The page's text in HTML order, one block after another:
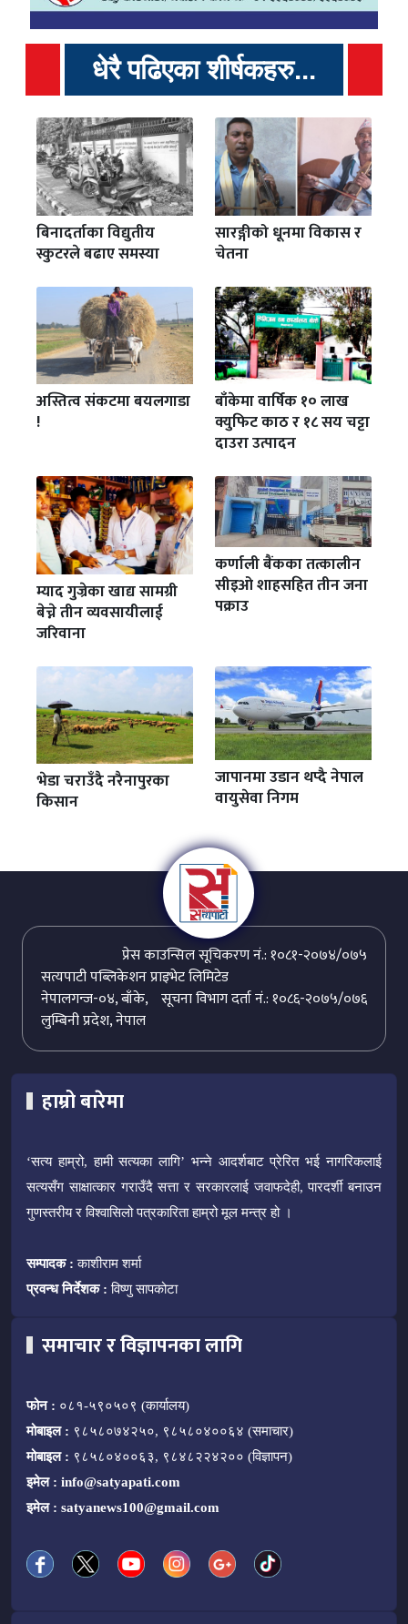
धेरै पढिएका शीर्षकहरु...
बिनादर्ताका विद्युतीय
स्कुटरले बढाए समस्या
सारङ्गीको धूनमा विकास र
चेतना
अस्तित्व संकटमा बयलगाडा
!
बाँकेमा वार्षिक १० लाख
क्युफिट काठ र १८ सय चट्टा
दाउरा उत्पादन
म्याद गुज्रेका खाद्य सामग्री
बेच्ने तीन व्यवसायीलाई
जरिवाना
कर्णाली बैंकका तत्कालीन
सीइओ शाहसहित तीन जना
पक्राउ
भेडा चराउँदै नरैनापुरका
किसान
जापानमा उडान थप्दै नेपाल
वायुसेवा निगम
प्रेस काउन्सिल सूचिकरण नं.: १०८१-२०७४/०७५
सत्यपाटी पब्लिकेशन प्राइभेट लिमिटेड
सूचना विभाग दर्ता नं.: १०८६-२०७५/०७६
नेपालगन्ज-०४, बाँके,
लुम्बिनी प्रदेश, नेपाल
हाम्रो बारेमा
‘सत्य हाम्रो, हामी सत्यका लागि’ भन्ने आदर्शबाट प्रेरित भई नागरिकलाई
सत्यसँग साक्षात्कार गराउँदै सत्ता र सरकारलाई जवाफदेही, पारदर्शी बनाउन
गुणस्तरीय र विश्वासिलो पत्रकारिता हाम्रो मूल मन्त्र हो ।
सम्पादक : काशीराम शर्मा
प्रवन्ध निर्देशक : विष्णु सापकोटा
समाचार र विज्ञापनका लागि
फोन : ०८१-५९०५०९ (कार्यालय)
मोबाइल : ९८५८०७४२५०, ९८५८०४००६४ (समाचार)
मोबाइल : ९८५८०४००६३, ९८४८२२४२०० (विज्ञापन)
इमेल : info@satyapati.com
इमेल : satyanews100@gmail.com